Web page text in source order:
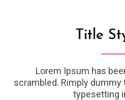
Title
Lorem Ipsum has
scrambled. Rimply
typesetting